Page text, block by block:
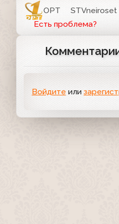
ОРТ STVneiroset
Есть проблема?
Войдите или